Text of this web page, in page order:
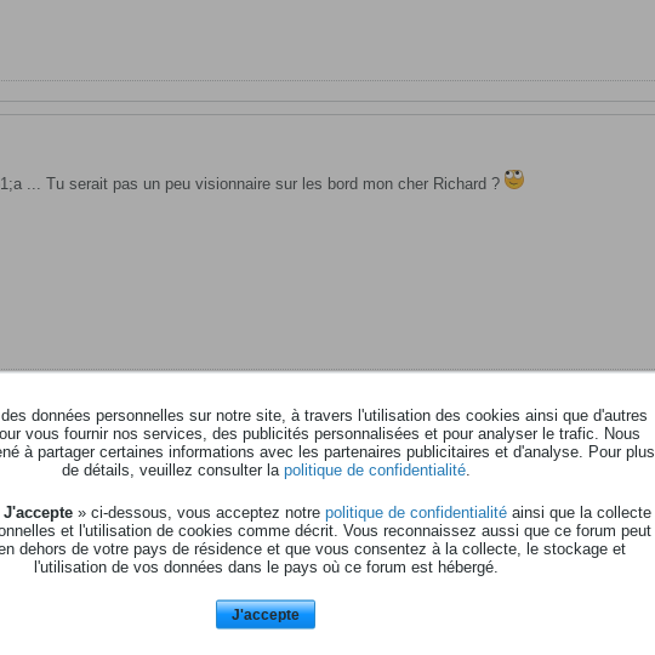
... Tu serait pas un peu visionnaire sur les bord mon cher Richard ?
données personnelles sur notre site, à travers l'utilisation des cookies ainsi que d'autres
vous fournir nos services, des publicités personnalisées et pour analyser le trafic. Nous
à partager certaines informations avec les partenaires publicitaires et d'analyse. Pour plus
de détails, veuillez consulter la politique de confidentialité.
J'accepte » ci-dessous, vous acceptez notre politique de confidentialité ainsi que la collecte
et l'utilisation de cookies comme décrit. Vous reconnaissez aussi que ce forum peut
dehors de votre pays de résidence et que vous consentez à la collecte, le stockage et
l'utilisation de vos données dans le pays où ce forum est hébergé.
J'accepte